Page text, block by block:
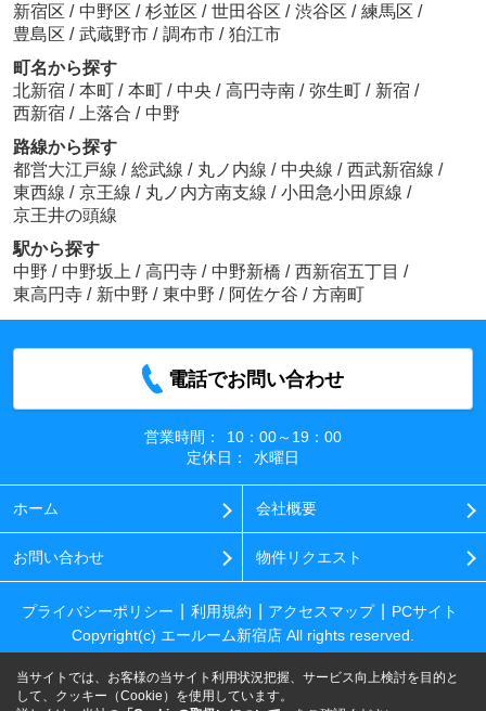
新宿区 / 中野区 / 杉並区 / 世田谷区 / 渋谷区 / 練馬区 /
豊島区 / 武蔵野市 / 調布市 / 狛江市
町名から探す
北新宿 / 本町 / 本町 / 中央 / 高円寺南 / 弥生町 / 新宿 /
西新宿 / 上落合 / 中野
路線から探す
都営大江戸線 / 総武線 / 丸ノ内線 / 中央線 / 西武新宿線 /
東西線 / 京王線 / 丸ノ内方南支線 / 小田急小田原線 /
京王井の頭線
駅から探す
中野 / 中野坂上 / 高円寺 / 中野新橋 / 西新宿五丁目 /
東高円寺 / 新中野 / 東中野 / 阿佐ケ谷 / 方南町
電話でお問い合わせ
営業時間：
10：00～19：00
定休日：
水曜日
ホーム 会社概要
お問い合わせ 物件リクエスト
プライバシーポリシー 利用規約 アクセスマップ
PCサイト
Copyright(c) エールーム新宿店 All rights reserved.
当サイトでは、お客様の当サイト利用状況把握、サービス向上検討を目的と
して、クッキー（Cookie）を使用しています。